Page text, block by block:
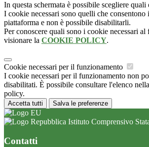
In questa schermata è possibile scegliere
I cookie necessari sono quelli che
piattaforma e non è possibile disabilitarli.
Per conoscere quali sono i cookie necessari
visionare la COOKIE POLICY.
Cookie necessari per il funzionamento
I cookie necessari per il funzionamento non
disabilitati. È possibile consultare l'elenco
policy.
Accetta tutti Salva le preferenze
Istituto Comprensivo
Contatti